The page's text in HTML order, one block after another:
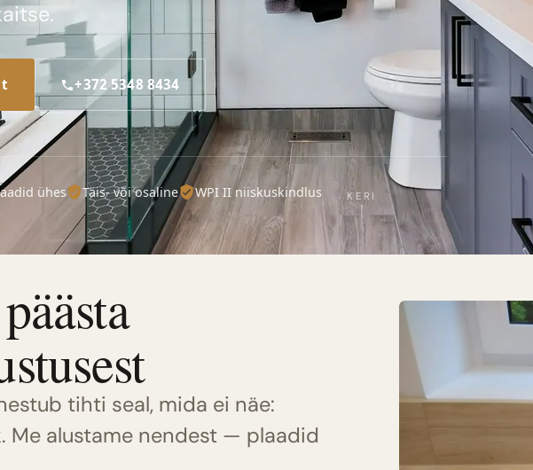
+372 5348 8434
ühes Täis- või osaline WPI II niiskuskindlus KERI
tihti seal, mida ei näe:
Me alustame nendest — plaadid